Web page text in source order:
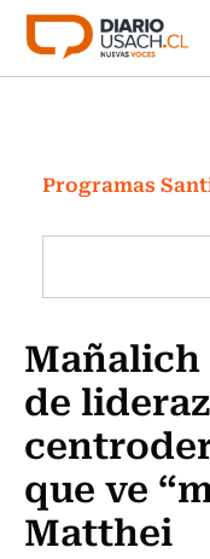
Click acá para ir
Investigación
Cultura
Programas
Programas
de
que ve
Matthei